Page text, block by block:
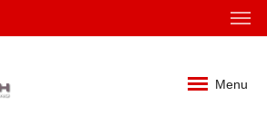
Menu